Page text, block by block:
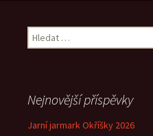
proVyhledávání
Nejnovější příspěvky
Jarní jarmark Okříšky 2026